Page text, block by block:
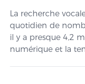
La recherche
quotidien de
il y a presque 4,2
numérique et la